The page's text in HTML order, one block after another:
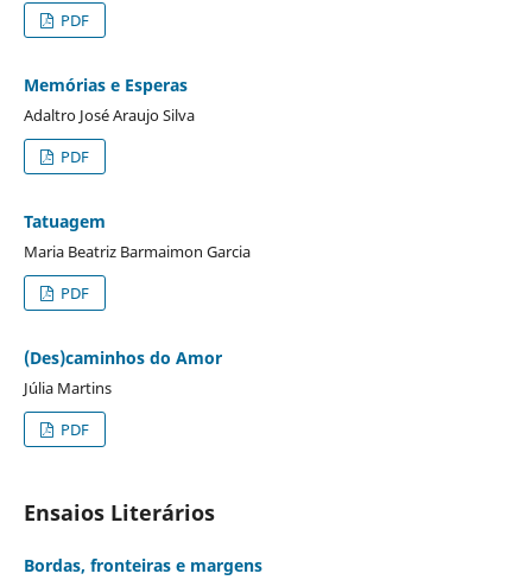
PDF
Memórias e Esperas
Adaltro José Araujo Silva
PDF
Tatuagem
Maria Beatriz Barmaimon Garcia
PDF
(Des)caminhos do Amor
Júlia Martins
PDF
Ensaios Literários
Bordas, fronteiras e margens